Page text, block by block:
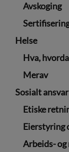
Avskoging
Helse
Hva,
Merav
Sosialt ansvar
Etiske
Eierstyring
Arbeids-